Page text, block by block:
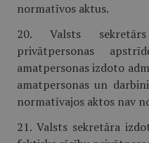
normatīvos aktus.
20. Valsts
privātpersonas
amatpersonas izdoto
amatpersonas un
normatīvajos aktos nav
21. Valsts sekretāra